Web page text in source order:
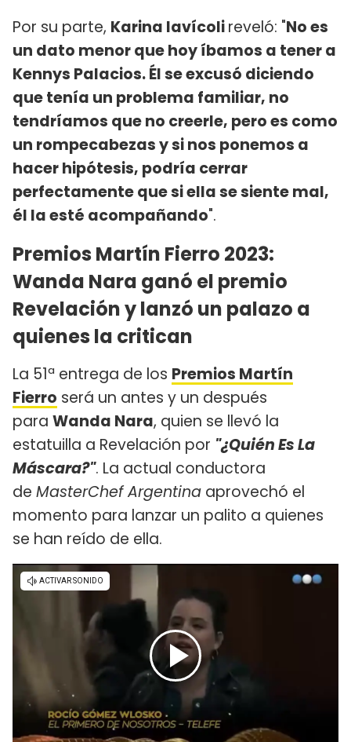
Por su parte, Karina Iavícolireveló: "No es
un dato menor que hoy íbamos a tener a
Kennys Palacios. Él se excusó diciendo
que tenía un problema familiar, no
tendríamos que no creerle, pero es como
un rompecabezas y si nos ponemos a
hacer hipótesis, podría cerrar
perfectamente que si ella se siente mal,
él la esté acompañando".
Premios Martín Fierro 2023:
Wanda Nara ganó el premio
Revelación y lanzó un palazo a
quienes la critican
La 51ª entrega de los Premios Martín
Fierro será un antes y un después
para Wanda Nara, quien se llevó la
estatuilla a Revelación por "¿Quién Es La
Máscara?". La actual conductora
de MasterChef Argentina aprovechó el
momento para lanzar un palito a quienes
se han reído de ella.